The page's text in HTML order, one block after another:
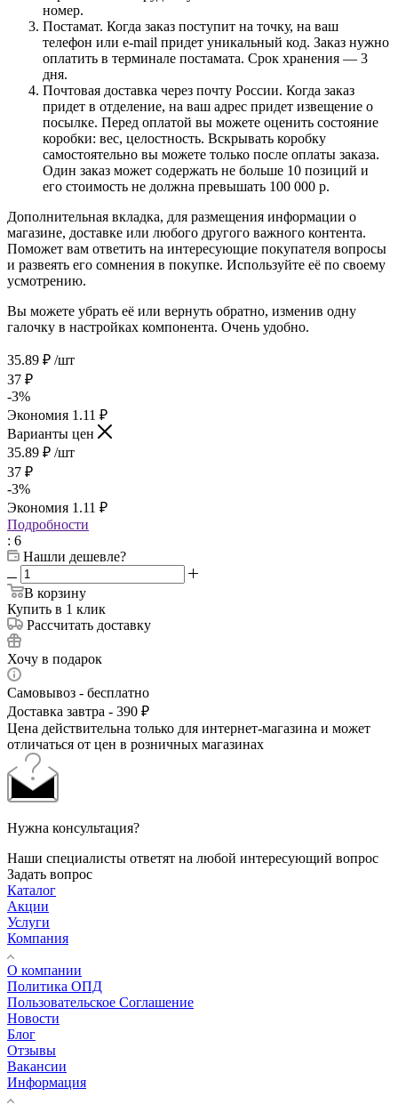
номер.
Постамат. Когда заказ поступит на точку, на ваш
телефон или e-mail придет уникальный код. Заказ нужно
оплатить в терминале постамата. Срок хранения — 3
дня.
Почтовая доставка через почту России. Когда заказ
придет в отделение, на ваш адрес придет извещение о
посылке. Перед оплатой вы можете оценить состояние
коробки: вес, целостность. Вскрывать коробку
самостоятельно вы можете только после оплаты заказа.
Один заказ может содержать не больше 10 позиций и
его стоимость не должна превышать 100 000 р.
Дополнительная вкладка, для размещения информации о
магазине, доставке или любого другого важного контента.
Поможет вам ответить на интересующие покупателя вопросы
и развеять его сомнения в покупке. Используйте её по своему
усмотрению.
Вы можете убрать её или вернуть обратно, изменив одну
галочку в настройках компонента. Очень удобно.
35.89 ₽ /шт
37 ₽
-3%
Экономия 1.11 ₽
Варианты цен
35.89 ₽ /шт
37 ₽
-3%
Экономия 1.11 ₽
Подробности
: 6
Нашли дешевле?
В корзину
Купить в 1 клик
Рассчитать доставку
Хочу в подарок
Самовывоз - бесплатно
Доставка завтра - 390 ₽
Цена действительна только для интернет-магазина и может
отличаться от цен в розничных магазинах
Нужна консультация?
Наши специалисты ответят на любой интересующий вопрос
Задать вопрос
Каталог
Акции
Услуги
Компания
О компании
Политика ОПД
Пользовательское Соглашение
Новости
Блог
Отзывы
Вакансии
Информация